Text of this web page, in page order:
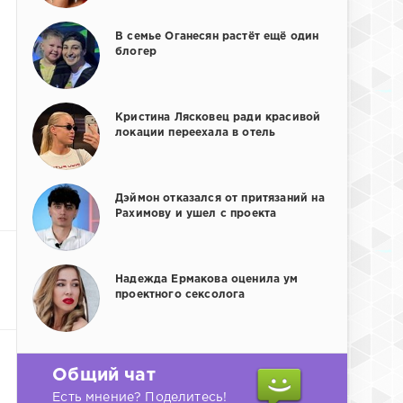
В семье Оганесян растёт ещё один
блогер
Кристина Лясковец ради красивой
локации переехала в отель
Дэймон отказался от притязаний на
Рахимову и ушел с проекта
Надежда Ермакова оценила ум
проектного сексолога
Общий чат
Есть мнение? Поделитесь!